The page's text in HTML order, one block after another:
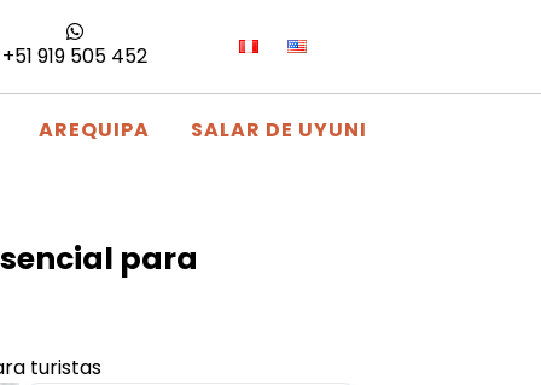
+51 919 505 452
AREQUIPA SALAR DE UYUNI
para
turistas